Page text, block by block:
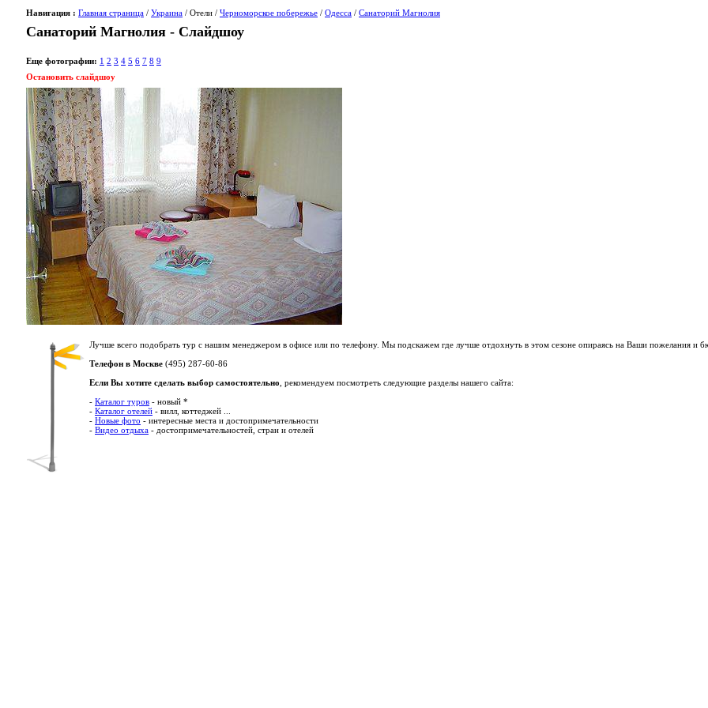
Навигация : Главная страница / Украина / Отели / Черноморское побережье / Одесса / Санаторий Магнолия
Санаторий Магнолия - Слайдшоу
Еще фотографии: 1 2 3 4 5 6 7 8 9
Остановить слайдшоу
Лучше всего подобрать тур с нашим менеджером в офисе или по телефону. Мы подскажем где лучше отдохнуть в этом сезоне опираясь на Ваши пожелания и
Телефон в Москве (495) 287-60-86
Если Вы хотите сделать выбор самостоятельно , рекомендуем посмотреть следующие разделы нашего сайта:
- Каталог туров - новый *
- Каталог отелей - вилл, коттеджей ...
- Новые фото - интересные места и достопримечательности
- Видео отдыха - достопримечательностей, стран и отелей